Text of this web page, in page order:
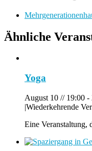
Ähnliche
Yoga
August 10 // 19:00 -
|Wiederkehrende
Eine Veranstaltung,